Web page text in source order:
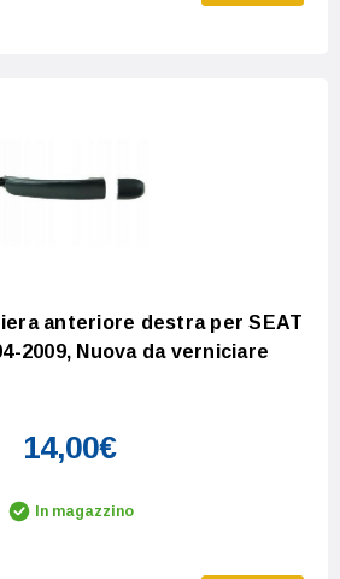
Quantity:
anteriore destra per SEAT
2009, Nuova da verniciare
14,00€
In magazzino